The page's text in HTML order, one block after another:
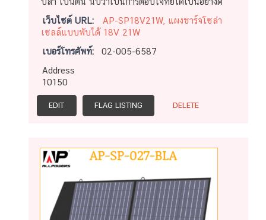
เว็บไซต์ URL:
AP-SP18V21W, แผงชาร์จโซล่า
เซลล์แบบพับได้ 18V 21W
เบอร์โทรศัพท์:
02-005-6587
Address
10150
EDIT FLAG LISTING DELETE